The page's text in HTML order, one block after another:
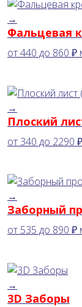
→
Фальцевая
от440 до 860 ₽
→
Плоский
от 340 до 2290 ₽
→
Заборный
от 535 до 890 ₽
→
3D Заборы